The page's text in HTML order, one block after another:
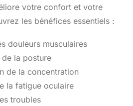
votre confort et votre
les bénéfices essentiels :
douleurs musculaires
la posture
de la concentration
la fatigue oculaire
troubles